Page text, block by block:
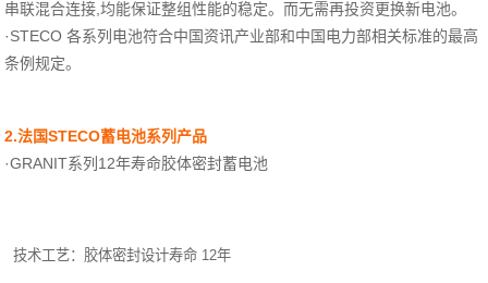
串联混合连接 ,均能保证整组性能的稳定。而无需再投资更换新电池。
·STECO各系列电池符合中国资讯产业部和中国电力部相关标准的最高
条例规定。
2.法国STECO蓄电池系列产品
·GRANIT系列 12年寿命胶体密封蓄电池
技术工艺：胶体密封设计寿命 12年